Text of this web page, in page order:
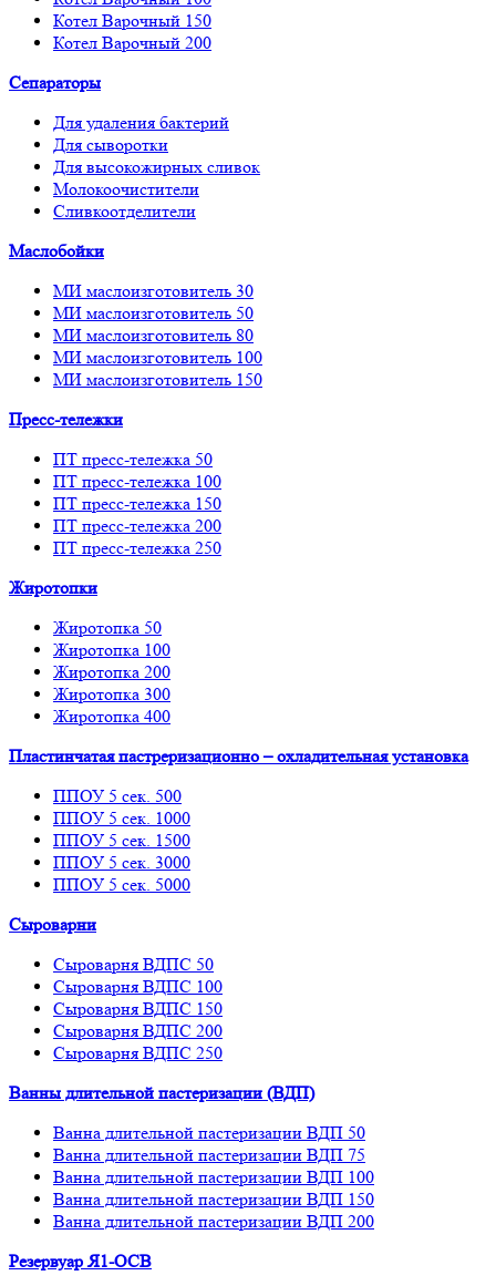
Котел Варочный 150
Котел Варочный 200
Сепараторы
Для удаления бактерий
Для сыворотки
Для высокожирных сливок
Молокоочистители
Сливкоотделители
Маслобойки
МИ маслоизготовитель 30
МИ маслоизготовитель 50
МИ маслоизготовитель 80
МИ маслоизготовитель 100
МИ маслоизготовитель 150
Пресс-тележки
ПТ пресс-тележка 50
ПТ пресс-тележка 100
ПТ пресс-тележка 150
ПТ пресс-тележка 200
ПТ пресс-тележка 250
Жиротопки
Жиротопка 50
Жиротопка 100
Жиротопка 200
Жиротопка 300
Жиротопка 400
Пластинчатая пастреризационно – охладительная установка
ППОУ 5 сек. 500
ППОУ 5 сек. 1000
ППОУ 5 сек. 1500
ППОУ 5 сек. 3000
ППОУ 5 сек. 5000
Сыроварни
Сыроварня ВДПС 50
Сыроварня ВДПС 100
Сыроварня ВДПС 150
Сыроварня ВДПС 200
Сыроварня ВДПС 250
Ванны длительной пастеризации (ВДП)
Ванна длительной пастеризации ВДП 50
Ванна длительной пастеризации ВДП 75
Ванна длительной пастеризации ВДП 100
Ванна длительной пастеризации ВДП 150
Ванна длительной пастеризации ВДП 200
Резервуар Я1-ОСВ